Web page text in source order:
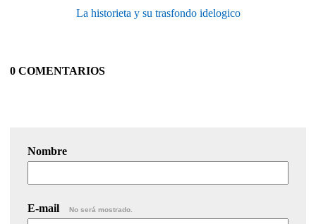
La historieta y su trasfondo idelogico
0 COMENTARIOS
Nombre
E-mail No será mostrado.